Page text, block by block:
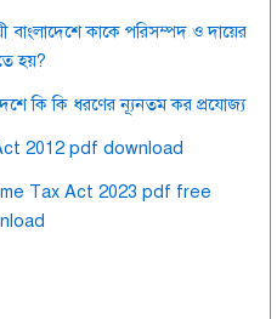
কাকে পরিসম্পদ ও দায়ের
হয়?
কি কি ধরণের ন্যূনতম কর প্রযোজ্য
2012 pdf download
Tax Act 2023 pdf free